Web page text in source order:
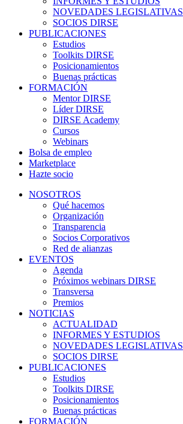
NOVEDADES LEGISLATIVAS
SOCIOS DIRSE
PUBLICACIONES
Estudios
Toolkits DIRSE
Posicionamientos
Buenas prácticas
FORMACIÓN
Mentor DIRSE
Líder DIRSE
DIRSE Academy
Cursos
Webinars
Bolsa de empleo
Marketplace
Hazte socio
NOSOTROS
Qué hacemos
Organización
Transparencia
Socios Corporativos
Red de alianzas
EVENTOS
Agenda
Próximos webinars DIRSE
Transversa
Premios
NOTICIAS
ACTUALIDAD
INFORMES Y ESTUDIOS
NOVEDADES LEGISLATIVAS
SOCIOS DIRSE
PUBLICACIONES
Estudios
Toolkits DIRSE
Posicionamientos
Buenas prácticas
FORMACIÓN